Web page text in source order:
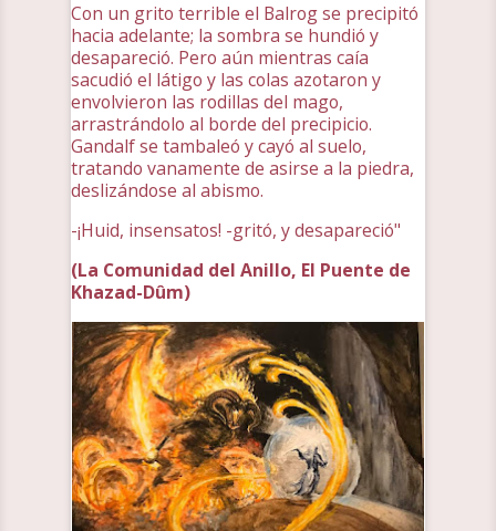
Con un grito terrible el Balrog se precipitó
hacia adelante; la sombra se hundió y
desapareció. Pero aún mientras caía
sacudió el látigo y las colas azotaron y
envolvieron las rodillas del mago,
arrastrándolo al borde del precipicio.
Gandalf se tambaleó y cayó al suelo,
tratando vanamente de asirse a la piedra,
deslizándose al abismo.
-¡Huid, insensatos! -gritó, y desapareció"
(La Comunidad del Anillo, El Puente de
Khazad-Dûm)